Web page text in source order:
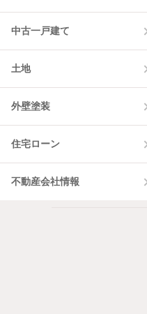
中古一戸建て
土地
外壁塗装
住宅ローン
不動産会社情報